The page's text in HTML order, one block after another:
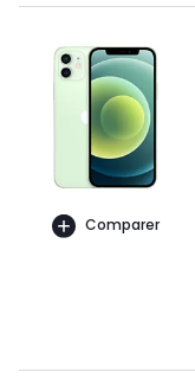
Comparer